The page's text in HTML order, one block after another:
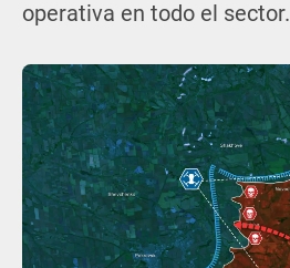
operativa en todo el sector.